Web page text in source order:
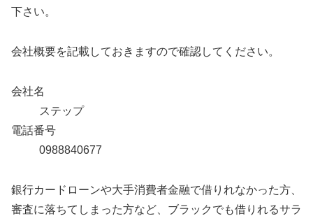
下さい。
会社概要を記載しておきますので確認してください。
会社名
ステップ
電話番号
0988840677
銀行カードローンや大手消費者金融で借りれなかった方、
審査に落ちてしまった方など、ブラックでも借りれるサラ